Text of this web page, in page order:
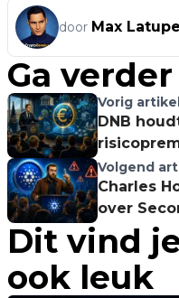
door Max
Ga
Vorig
DNB
maken
Volgend
Charles
over
hacked”
Dit vind
ook leuk